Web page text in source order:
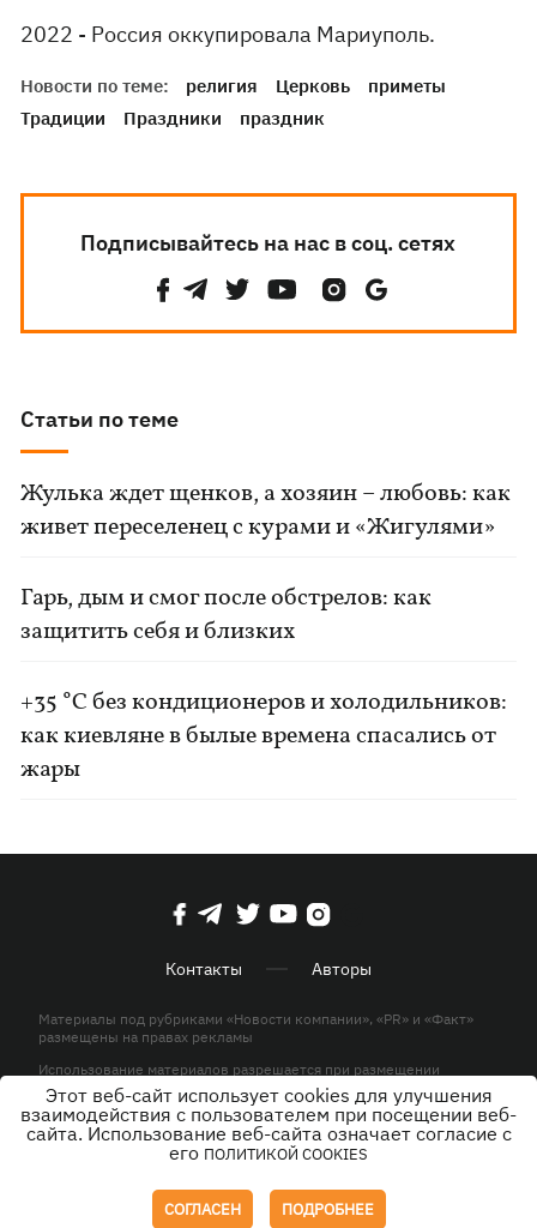
2022 - Россия оккупировала Мариуполь.
Новости по теме: религия Церковь
приметы
Традиции
Праздники праздник
Подписывайтесь на нас в соц. сетях
Статьи по теме
Жулька ждет щенков, а хозяин – любовь: как
живет переселенец с курами и «Жигулями»
Гарь, дым и смог после обстрелов: как
защитить себя и близких
+35 °C без кондиционеров и холодильников:
как киевляне в былые времена спасались от
жары
Контакты Авторы
Материалы под рубриками «Новости компании», «PR» и «Факт»
размещены на правах рекламы
Использование материалов разрешается при размещении
активной гиперссылки на KP.UA в первом абзаце.
© ООО «ЮЛАВ МЕДИА»,2026. Все права защищены.
Этот веб-сайт использует cookies для улучшения
взаимодействия с пользователем при посещении веб-
сайта. Использование веб-сайта означает согласие с
его ПОЛИТИКОЙ COOKIES
СОГЛАСЕН ПОДРОБНЕЕ